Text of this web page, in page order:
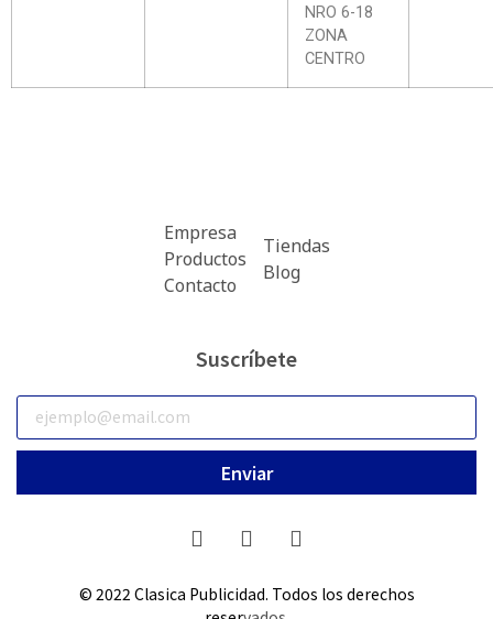
NRO 6-18
ZONA
CENTRO
Empresa
Productos
Contacto
Tiendas
Blog
Suscríbete
Enviar
© 2022 Clasica Publicidad. Todos los derechos